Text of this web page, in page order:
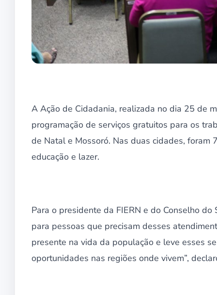
A Ação de Cidadania, realizada no dia 25 de
programação de serviços gratuitos para os
de Natal e Mossoró. Nas duas cidades,
educação e lazer.
Para o presidente da FIERN e do Conselho
para pessoas que precisam desses
presente na vida da população e leve esses
oportunidades nas regiões onde vivem”,